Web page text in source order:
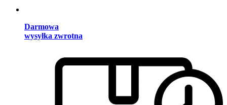
Darmowa
wysyłka zwrotna